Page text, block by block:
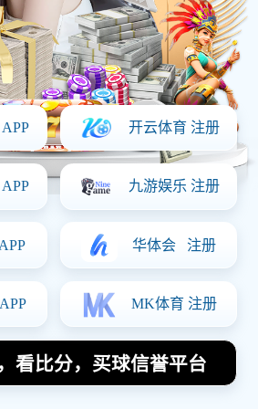
由的足球巨星探寻谁是最具个性的球场传奇
01-09 20:29:55
扇耳光事件背后的真相与当事人身份揭秘
01-09 17:50:01
中最具影响力和实力的超级明星是谁
01-04 16:13:15
队防守策略创新探索提升整体竞技水平的深
12-25 03:09:29